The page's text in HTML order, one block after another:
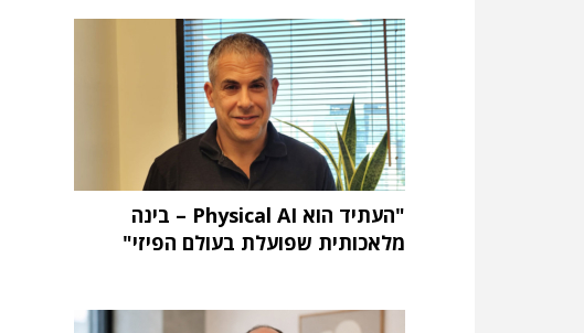
"העתיד הוא Physical AI – בינה
מלאכותית שפועלת בעולם הפיזי"